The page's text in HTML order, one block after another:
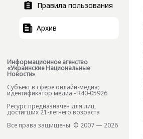
Правила пользования
Архив
Информационное агенство
«Украинские Национальные
Новости»
Субъект в сфере онлайн-медиа;
идентификатор медиа - R40-05926
Ресурс предназначен для лиц,
достигших 21-летнего возраста
Все права защищены. © 2007 — 2026